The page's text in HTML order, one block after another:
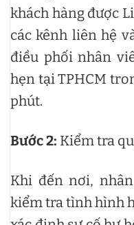
khách hàng được
các kênh liên hệ
điều phối nhân
hẹn tại TPHCM
phút.
Bước 2: Kiểm tra
Khi đến nơi,
kiểm tra tình hình